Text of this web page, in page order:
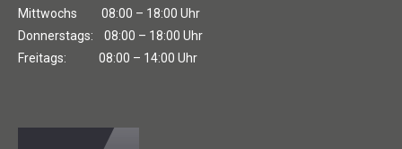
Mittwochs 08:00 – 18:00 Uhr
Donnerstags: 08:00 – 18:00 Uhr
Freitags: 08:00 – 14:00 Uhr